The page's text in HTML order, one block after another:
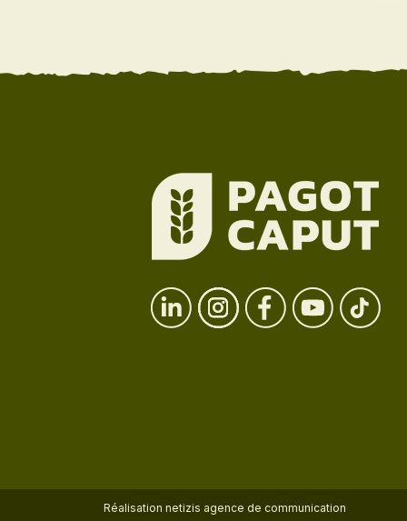
Réalisation netizis agence de communication